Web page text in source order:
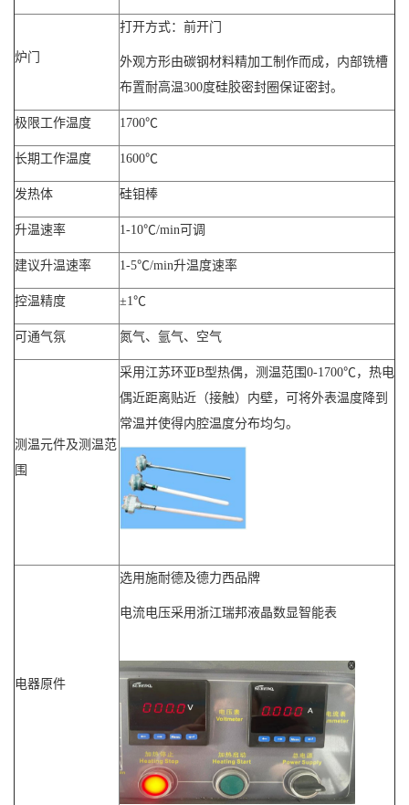
炉门
打开方式：前开门
外观方形由碳钢材料精加工制作而成，内部铣槽
布置耐高温300度硅胶密封圈保证密封。
极限工作温度 1700℃
长期工作温度 1600℃
发热体 硅钼棒
升温速率 1-10℃/min可调
建议升温速率 1-5℃/min升温度速率
控温精度 ±1℃
可通气氛 氮气、氩气、空气
测温元件及测温范
围
采用江苏环亚B型热偶，测温范围0-1700℃，热电
偶近距离贴近（接触）内壁，可将外表温度降到
常温并使得内腔温度分布均匀。
电器原件
选用施耐德及德力西品牌
电流电压采用浙江瑞邦液晶数显智能表